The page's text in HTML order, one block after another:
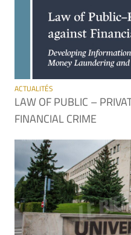
ACTUALITÉS
LAW OF PUBLIC –
FINANCIAL CRIME